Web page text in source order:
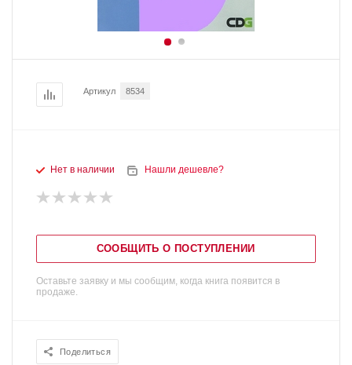
Артикул 8534
Нет в наличии Нашли дешевле?
СООБЩИТЬ О ПОСТУПЛЕНИИ
Оставьте заявку и мы сообщим, когда книга появится в
продаже.
Поделиться